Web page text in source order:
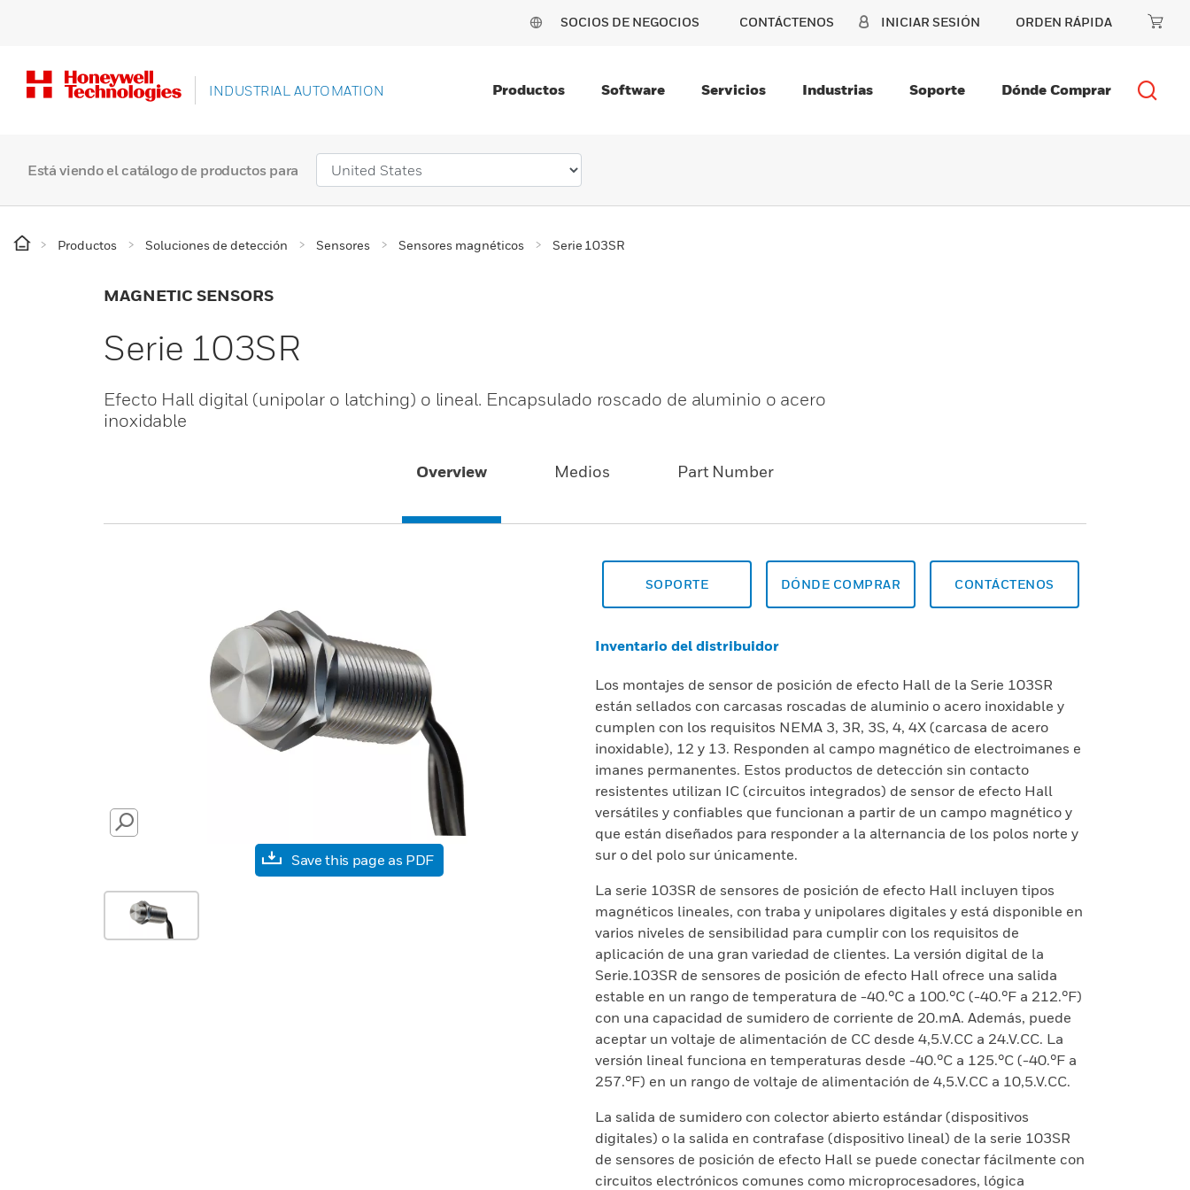
SOCIOS DE NEGOCIOS CONTÁCTENOS INICIAR SESIÓN ORDEN RÁPIDA
INDUSTRIAL AUTOMATION Productos Software Servicios Industrias Soporte Dónde Comprar
Está viendo el catálogo de productos para
Productos Soluciones de detección Sensores Sensores magnéticos Serie 103SR
MAGNETIC SENSORS
Serie 103SR
Efecto Hall digital (unipolar o latching) o lineal. Encapsulado roscado de aluminio o acero
inoxidable
Overview Medios Part Number
SEARCH
Save this page as PDF
SOPORTE DÓNDE COMPRAR CONTÁCTENOS
Inventario del distribuidor
Los montajes de sensor de posición de efecto Hall de la Serie 103SR
están sellados con carcasas roscadas de aluminio o acero inoxidable y
cumplen con los requisitos NEMA 3, 3R, 3S, 4, 4X (carcasa de acero
inoxidable), 12 y 13. Responden al campo magnético de electroimanes e
imanes permanentes. Estos productos de detección sin contacto
resistentes utilizan IC (circuitos integrados) de sensor de efecto Hall
versátiles y confiables que funcionan a partir de un campo magnético y
que están diseñados para responder a la alternancia de los polos norte y
sur o del polo sur únicamente.
La serie 103SR de sensores de posición de efecto Hall incluyen tipos
magnéticos lineales, con traba y unipolares digitales y está disponible en
varios niveles de sensibilidad para cumplir con los requisitos de
aplicación de una gran variedad de clientes. La versión digital de la
Serie.103SR de sensores de posición de efecto Hall ofrece una salida
estable en un rango de temperatura de -40.°C a 100.°C (-40.°F a 212.°F)
con una capacidad de sumidero de corriente de 20.mA. Además, puede
aceptar un voltaje de alimentación de CC desde 4,5.V.CC a 24.V.CC. La
versión lineal funciona en temperaturas desde -40.°C a 125.°C (-40.°F a
257.°F) en un rango de voltaje de alimentación de 4,5.V.CC a 10,5.V.CC.
La salida de sumidero con colector abierto estándar (dispositivos
digitales) o la salida en contrafase (dispositivo lineal) de la serie 103SR
de sensores de posición de efecto Hall se puede conectar fácilmente con
circuitos electrónicos comunes como microprocesadores, lógica